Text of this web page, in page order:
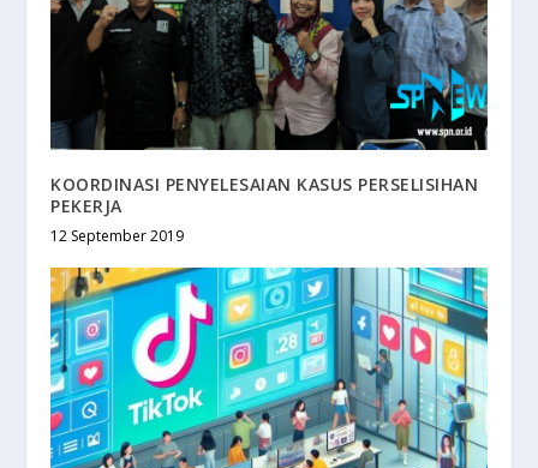
KOORDINASI PENYELESAIAN KASUS PERSELISIHAN
PEKERJA
12 September 2019